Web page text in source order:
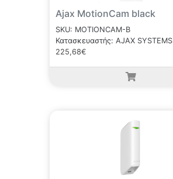
Ajax MotionCam black
SKU: MOTIONCAM-B
Κατασκευαστής: AJAX SYSTEMS
225,68€